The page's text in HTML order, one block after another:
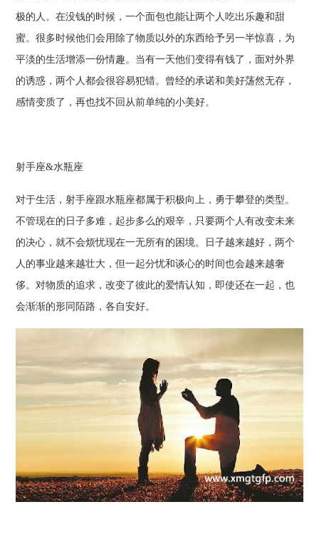
极的人。在没钱的时候，一个面包也能让两个人吃出乐趣和甜
蜜。很多时候他们会用除了物质以外的东西给予另一半惊喜，为
平淡的生活增添一份情趣。当有一天他们变得有钱了，面对外界
的诱惑，两个人都会很容易犯错。曾经的承诺和美好荡然无存，
感情变质了，再也找不回从前单纯的小美好。
射手座&水瓶座
对于生活，射手座跟水瓶座都属于积极向上，勇于攀登的类型。
不管现在的日子多难，起步多么的艰辛，只要两个人有改变未来
的决心，就不会烦忧现在一无所有的困境。日子越来越好，两个
人的事业越来越壮大，但一起分忧和谈心的时间也会越来越奢
侈。对物质的追求，改变了彼此的爱情认知，即使还在一起，也
会渐渐的形同陌路，各自安好。